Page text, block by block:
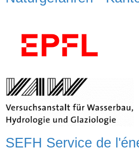
SEFH Service de